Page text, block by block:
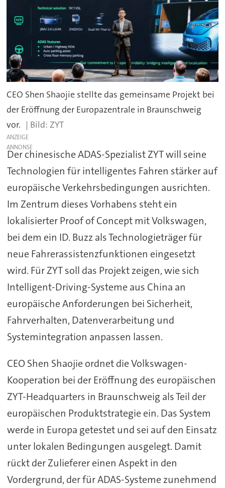
CEO Shen Shaojie stellte das gemeinsame Projekt bei
der Eröffnung der Europazentrale in Braunschweig
vor.
ZYT
ANZEIGE
Der chinesische ADAS-Spezialist ZYT will seine
Technologien für intelligentes Fahren stärker auf
europäische Verkehrsbedingungen ausrichten.
Im Zentrum dieses Vorhabens steht ein
lokalisierter Proof of Concept mit Volkswagen,
bei dem ein ID. Buzz als Technologieträger für
neue Fahrerassistenzfunktionen eingesetzt
wird. Für ZYT soll das Projekt zeigen, wie sich
Intelligent-Driving-Systeme aus China an
europäische Anforderungen bei Sicherheit,
Fahrverhalten, Datenverarbeitung und
Systemintegration anpassen lassen.
CEO Shen Shaojie ordnet die Volkswagen-
Kooperation bei der Eröffnung des europäischen
ZYT-Headquarters in Braunschweig als Teil der
europäischen Produktstrategie ein. Das System
werde in Europa getestet und sei auf den Einsatz
unter lokalen Bedingungen ausgelegt. Damit
rückt der Zulieferer einen Aspekt in den
Vordergrund, der für ADAS-Systeme zunehmend